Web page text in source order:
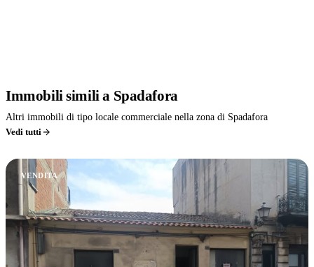
Immobilisimili a Spadafora
Altri immobili di tipo locale commerciale nella zona di Spadafora
Vedi tutti
VENDITA